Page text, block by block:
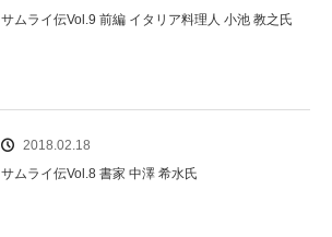
サムライ伝Vol.9 前編 イタリア料理人 小池 教之氏
2018.02.18
サムライ伝Vol.8 書家 中澤 希水氏